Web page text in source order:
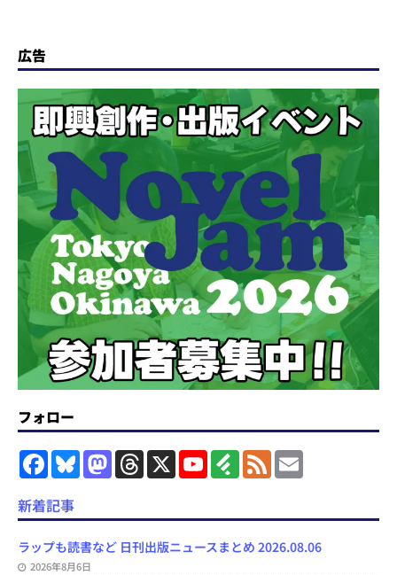
広告
フォロー
F
a
e
b
o
k
B
s
y
M
a
o
o
n
T
h
a
s
X
Y
o
u
e
C
F
e
l
F
e
l
新着記事
ラップも読書など 日刊出版ニュースまとめ 2026.08.06
2026年8月6日